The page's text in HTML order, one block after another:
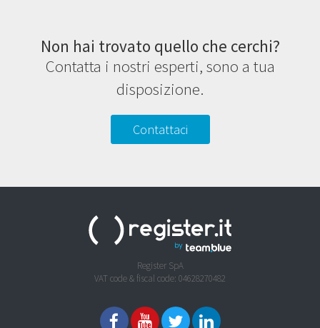
Non hai trovato quello che cerchi?
Contatta i nostri esperti, sono a tua
disposizione.
Contattaci
Register SpA
VAT code & fiscal code: 04628270482